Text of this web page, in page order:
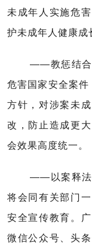
未成年人实施危
护未成年人健康成
——教惩结合
危害国家安全案件
方针，对涉案未
改，防止造成更
会效果高度统一。
——以案释法
将会同有关部门
安全宣传教育。
微信公众号、头